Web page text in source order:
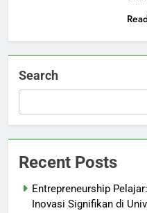
Search
Recent Posts
Entrepreneurship
Inovasi Signifikan di